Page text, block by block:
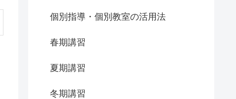
個別指導・個別教室の活用法
春期講習
夏期講習
冬期講習